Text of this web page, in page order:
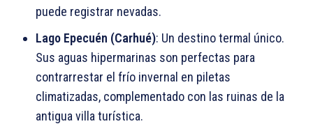
puede registrar nevadas.
Lago Epecuén (Carhué): Un destino termal único.
Sus aguas hipermarinas son perfectas para
contrarrestar el frío invernal en piletas
climatizadas, complementado con las ruinas de la
antigua villa turística.